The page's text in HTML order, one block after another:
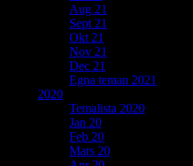
Aug 21
Sept 21
Okt 21
Nov 21
Dec 21
Egna teman 2021
2020
Temalista 2020
Jan 20
Feb 20
Mars 20